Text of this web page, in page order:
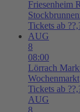
Friesenheim
Tickets ab
AUG
8
08:00
Lörrach
Wochenmarkt
Tickets ab
AUG
8